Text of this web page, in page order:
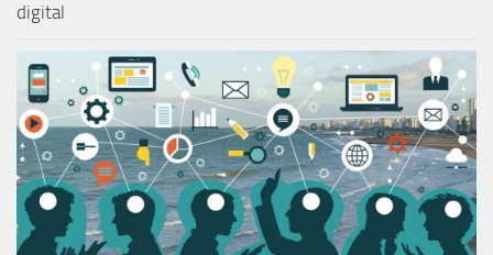
digital